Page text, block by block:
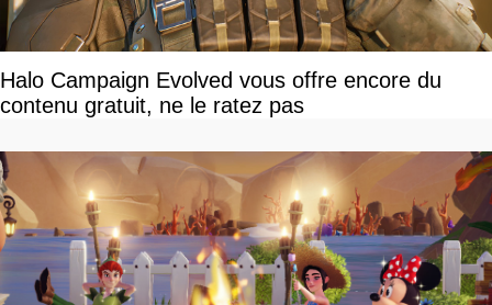
Halo Campaign Evolved vous offre encore du
contenu gratuit, ne le ratez pas